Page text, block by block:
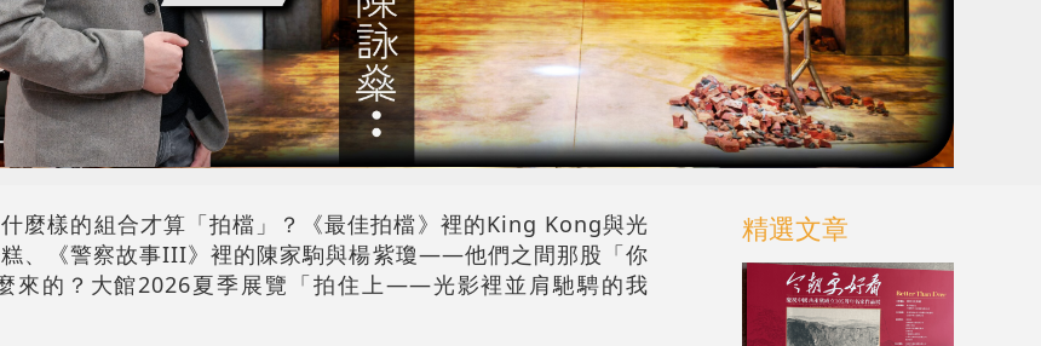
麼樣的組合才算「拍檔」？《最佳拍檔》裡的King Kong與光
、《警察故事III》裡的陳家駒與楊紫瓊——他們之間那股「你
來的？大館2026夏季展覽「拍住上——光影裡並肩馳騁的我
精選文章